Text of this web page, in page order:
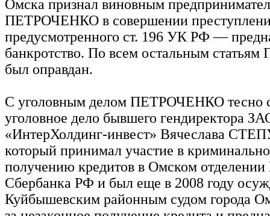
Омска признал виновным
ПЕТРОЧЕНКО в совершении
предусмотренного ст. 196 УК РФ —
банкротство. По всем остальным
был оправдан.
С уголовным делом ПЕТРОЧЕНКО тесно
уголовное дело бывшего гендиректора
«ИнтерХолдинг-инвест» Вячеслава
который принимал участие в
получению кредитов в Омском
Сбербанка РФ и был еще в 2008 году
Куйбышевским районным судом города